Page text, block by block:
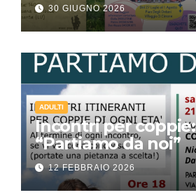
30 GIUGNO 2026
ADULTI
Incontri per coppie:
“Partiamo da noi”
12 FEBBRAIO 2026